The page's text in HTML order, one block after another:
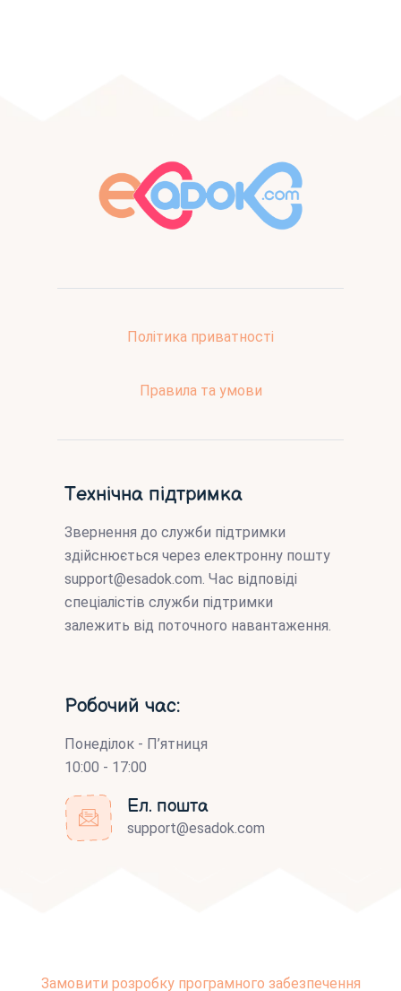
Політика приватності
Правила та умови
Технічна підтримка
Звернення до служби підтримки
здійснюється через електронну пошту
support@esadok.com. Час відповіді
спеціалістів служби підтримки
залежить від поточного навантаження.
Робочий час:
Понеділок - П’ятниця
10:00 - 17:00
Ел. пошта
support@esadok.com
Замовити розробку програмного забезпечення